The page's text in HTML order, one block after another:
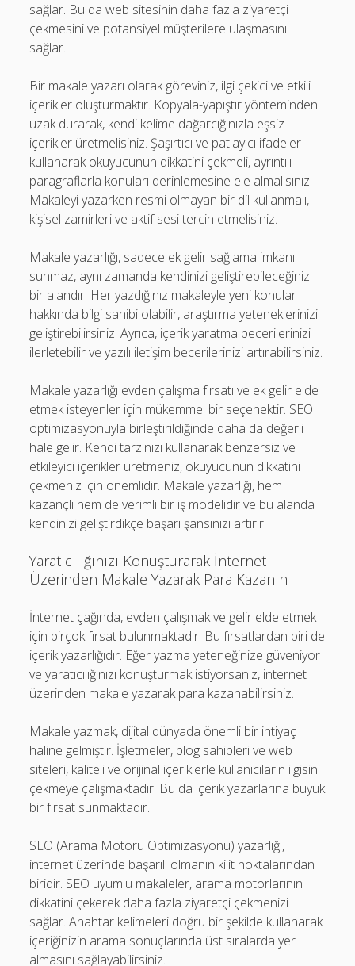
sağlar. Bu da web sitesinin daha fazla ziyaretçi
çekmesini ve potansiyel müşterilere ulaşmasını
sağlar.
Bir makale yazarı olarak göreviniz, ilgi çekici ve etkili
içerikler oluşturmaktır. Kopyala-yapıştır yönteminden
uzak durarak, kendi kelime dağarcığınızla eşsiz
içerikler üretmelisiniz. Şaşırtıcı ve patlayıcı ifadeler
kullanarak okuyucunun dikkatini çekmeli, ayrıntılı
paragraflarla konuları derinlemesine ele almalısınız.
Makaleyi yazarken resmi olmayan bir dil kullanmalı,
kişisel zamirleri ve aktif sesi tercih etmelisiniz.
Makale yazarlığı, sadece ek gelir sağlama imkanı
sunmaz, aynı zamanda kendinizi geliştirebileceğiniz
bir alandır. Her yazdığınız makaleyle yeni konular
hakkında bilgi sahibi olabilir, araştırma yeteneklerinizi
geliştirebilirsiniz. Ayrıca, içerik yaratma becerilerinizi
ilerletebilir ve yazılı iletişim becerilerinizi artırabilirsiniz.
Makale yazarlığı evden çalışma fırsatı ve ek gelir elde
etmek isteyenler için mükemmel bir seçenektir. SEO
optimizasyonuyla birleştirildiğinde daha da değerli
hale gelir. Kendi tarzınızı kullanarak benzersiz ve
etkileyici içerikler üretmeniz, okuyucunun dikkatini
çekmeniz için önemlidir. Makale yazarlığı, hem
kazançlı hem de verimli bir iş modelidir ve bu alanda
kendinizi geliştirdikçe başarı şansınızı artırır.
Yaratıcılığınızı Konuşturarak İnternet
Üzerinden Makale Yazarak Para Kazanın
İnternet çağında, evden çalışmak ve gelir elde etmek
için birçok fırsat bulunmaktadır. Bu fırsatlardan biri de
içerik yazarlığıdır. Eğer yazma yeteneğinize güveniyor
ve yaratıcılığınızı konuşturmak istiyorsanız, internet
üzerinden makale yazarak para kazanabilirsiniz.
Makale yazmak, dijital dünyada önemli bir ihtiyaç
haline gelmiştir. İşletmeler, blog sahipleri ve web
siteleri, kaliteli ve orijinal içeriklerle kullanıcıların ilgisini
çekmeye çalışmaktadır. Bu da içerik yazarlarına büyük
bir fırsat sunmaktadır.
SEO (Arama Motoru Optimizasyonu) yazarlığı,
internet üzerinde başarılı olmanın kilit noktalarından
biridir. SEO uyumlu makaleler, arama motorlarının
dikkatini çekerek daha fazla ziyaretçi çekmenizi
sağlar. Anahtar kelimeleri doğru bir şekilde kullanarak
içeriğinizin arama sonuçlarında üst sıralarda yer
almasını sağlayabilirsiniz.